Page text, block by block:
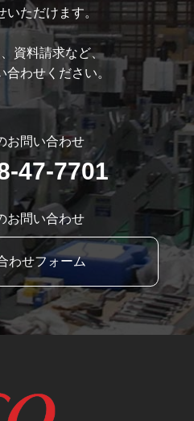
いただけます。
資料請求など、
合わせください。
お問い合わせ
47-7701
お問い合わせ
わせフォーム